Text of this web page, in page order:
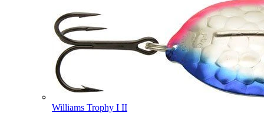
Williams Trophy I II